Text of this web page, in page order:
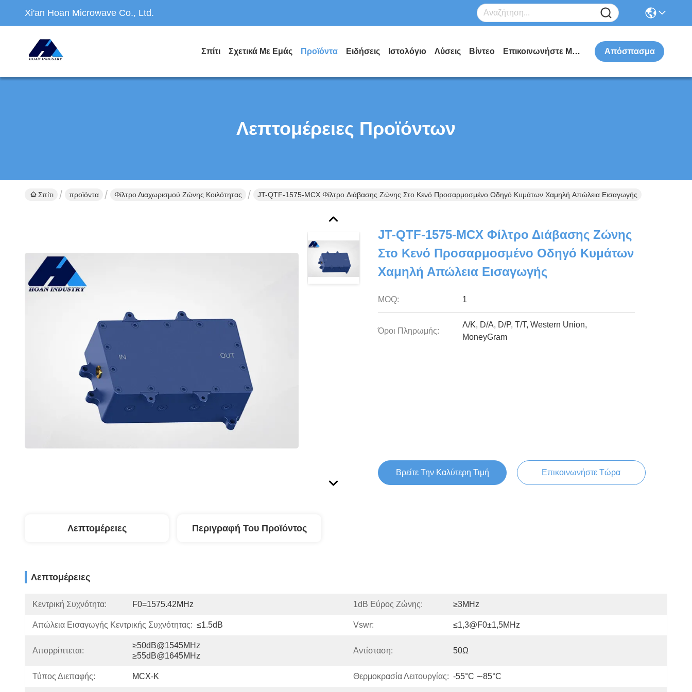
Xi'an Hoan Microwave Co., Ltd.
Σπίτι Σχετικά Με Εμάς Προϊόντα Ειδήσεις Ιστολόγιο Λύσεις Βίντεο Επικοινωνήστε Μαζί Μας Απόσπασμα
Λεπτομέρειες Προϊόντων
Σπίτι προϊόντα Φίλτρο Διαχωρισμού Ζώνης Κοιλότητας JT-QTF-1575-MCX Φίλτρο Διάβασης Ζώνης Στο Κενό Προσαρμοσμένο Οδηγό Κυμάτων Χαμηλή Απώλεια Εισαγωγής
JT-QTF-1575-MCX Φίλτρο Διάβασης Ζώνης
Στο Κενό Προσαρμοσμένο Οδηγό Κυμάτων
Χαμηλή Απώλεια Εισαγωγής
MOQ: 1
Όροι Πληρωμής:
Λ/Κ, D/A, D/P, T/T, Western Union,
MoneyGram
Βρείτε Την Καλύτερη Τιμή Επικοινωνήστε Τώρα
Λεπτομέρειες Περιγραφή Του Προϊόντος
Λεπτομέρειες
Κεντρική Συχνότητα: F0=1575.42MHz 1dB Εύρος Ζώνης: ≥3MHz
Απώλεια Εισαγωγής Κεντρικής Συχνότητας: ≤1.5dB Vswr: ≤1,3@f0±1,5MHz
Απορρίπτεται:
≥50dB@1545MHz
≥55dB@1645MHz
Αντίσταση: 50Ω
Τύπος Διεπαφής: MCX-K Θερμοκρασία Λειτουργίας: -55°C ∼85°C